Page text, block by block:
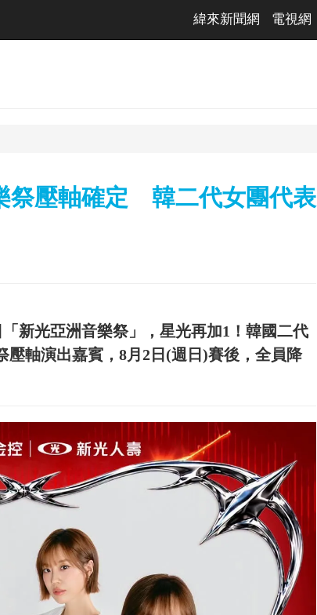
緯來新聞網 電視網
祭壓軸確定 韓二代女團代表
新光亞洲音樂祭」，星光再加1！韓國二代
軸演出嘉賓，8月2日(週日)賽後，全員降